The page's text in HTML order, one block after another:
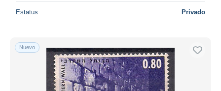
Estatus Privado
Nuevo